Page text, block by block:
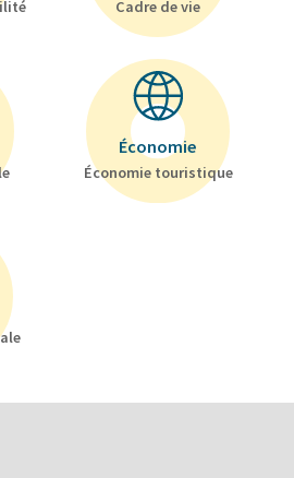
Cadre de vie
Économie
Économie touristique